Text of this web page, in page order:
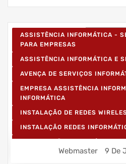
ASSISTÊNCIA INFORMÁTICA -
PARA EMPRESAS
ASSISTÊNCIA INFORMÁTICA E
AVENÇA DE SERVIÇOS
EMPRESA ASSISTÊNCIA
INFORMÁTICA
INSTALAÇÃO DE REDES
INSTALAÇÃO REDES
PROJETOS CABLAGEM E REDES
Webmaster 9 De